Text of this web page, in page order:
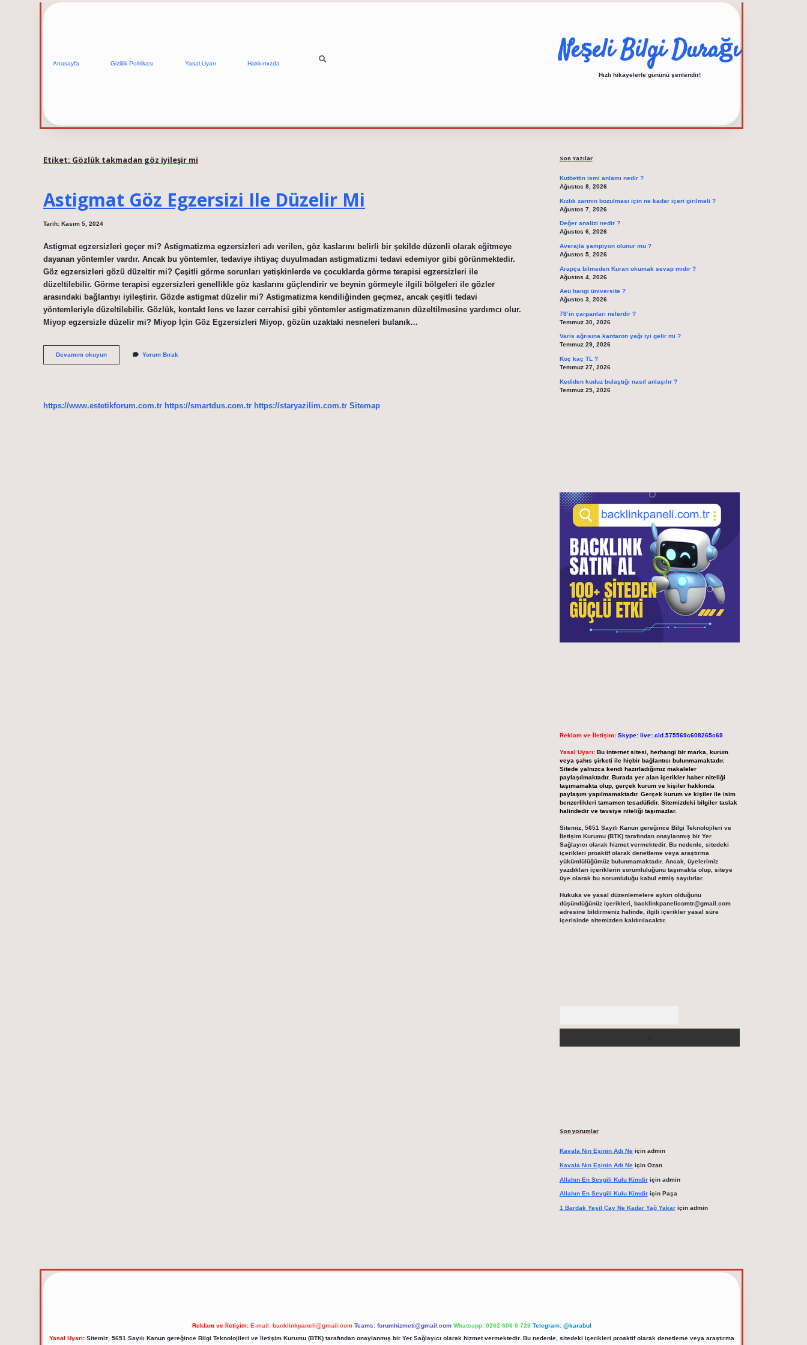
Anasayfa Gizlilik Politikası Yasal Uyarı Hakkımızda Neşeli Bilgi Durağı
Hızlı hikayelerle gününü şenlendir!
Etiket: Gözlük takmadan göz iyileşir mi
Astigmat Göz Egzersizi Ile Düzelir Mi
Tarih: Kasım 5, 2024
Astigmat egzersizleri geçer mi? Astigmatizma egzersizleri adı verilen, göz kaslarını belirli bir şekilde düzenli olarak eğitmeye
dayanan yöntemler vardır. Ancak bu yöntemler, tedaviye ihtiyaç duyulmadan astigmatizmi tedavi edemiyor gibi görünmektedir.
Göz egzersizleri gözü düzeltir mi? Çeşitli görme sorunları yetişkinlerde ve çocuklarda görme terapisi egzersizleri ile
düzeltilebilir. Görme terapisi egzersizleri genellikle göz kaslarını güçlendirir ve beynin görmeyle ilgili bölgeleri ile gözler
arasındaki bağlantıyı iyileştirir. Gözde astigmat düzelir mi? Astigmatizma kendiliğinden geçmez, ancak çeşitli tedavi
yöntemleriyle düzeltilebilir. Gözlük, kontakt lens ve lazer cerrahisi gibi yöntemler astigmatizmanın düzeltilmesine yardımcı olur.
Miyop egzersizle düzelir mi? Miyop İçin Göz Egzersizleri Miyop, gözün uzaktaki nesneleri bulanık…
Devamını okuyunAstigmat
Göz
Yorum Bırak
https://www.estetikforum.com.tr https://smartdus.com.tr https://staryazilim.com.tr Sitemap
Son Yazılar
Kutbettin ismi anlamı nedir ?
Ağustos 8, 2026
Kızlık zarının bozulması için ne kadar içeri girilmeli ?
Ağustos 7, 2026
Değer analizi nedir ?
Ağustos 6, 2026
Averajla şampiyon olunur mu ?
Ağustos 5, 2026
Arapça bilmeden Kuran okumak sevap mıdır ?
Ağustos 4, 2026
Aeü hangi üniversite ?
Ağustos 3, 2026
78’in çarpanları nelerdir ?
Temmuz 30, 2026
Varis ağrısına kantaron yağı iyi gelir mi ?
Temmuz 29, 2026
Koç kaç TL ?
Temmuz 27, 2026
Kediden kuduz bulaştığı nasıl anlaşılır ?
Temmuz 25, 2026
Reklam ve İletişim: Skype: live:.cid.575569c608265c69
Yasal Uyarı: Bu internet sitesi, herhangi bir marka, kurum
veya şahıs şirketi ile hiçbir bağlantısı bulunmamaktadır.
Sitede yalnızca kendi hazırladığımız makaleler
paylaşılmaktadır. Burada yer alan içerikler haber niteliği
taşımamakta olup, gerçek kurum ve kişiler hakkında
paylaşım yapılmamaktadır. Gerçek kurum ve kişiler ile isim
benzerlikleri tamamen tesadüfidir. Sitemizdeki bilgiler taslak
halindedir ve tavsiye niteliği taşımazlar.
Sitemiz, 5651 Sayılı Kanun gereğince Bilgi Teknolojileri ve
İletişim Kurumu (BTK) tarafından onaylanmış bir Yer
Sağlayıcı olarak hizmet vermektedir. Bu nedenle, sitedeki
içerikleri proaktif olarak denetleme veya araştırma
yükümlülüğümüz bulunmamaktadır. Ancak, üyelerimiz
yazdıkları içeriklerin sorumluluğunu taşımakta olup, siteye
üye olarak bu sorumluluğu kabul etmiş sayılırlar.
Hukuka ve yasal düzenlemelere aykırı olduğunu
düşündüğünüz içerikleri, backlinkpanelicomtr@gmail.com
adresine bildirmeniz halinde, ilgili içerikler yasal süre
içerisinde sitemizden kaldırılacaktır.
Son yorumlar
Kavala Nın Eşinin Adı Neiçin admin
Kavala Nın Eşinin Adı Neiçin Ozan
Allahın En Sevgili Kulu Kimdiriçin admin
Allahın En Sevgili Kulu Kimdiriçin Paşa
1 Bardak Yeşil Çay Ne Kadar Yağ Yakariçin admin
elexbet güncel
Reklam ve İletişim: E-mail: backlinkpaneli@gmail.com Teams: forumhizmeti@gmail.com Whatsapp: 0262 606 0 726 Telegram: @karabul
Yasal Uyarı:Sitemiz, 5651 Sayılı Kanun gereğince Bilgi Teknolojileri ve İletişim Kurumu (BTK) tarafından onaylanmış bir Yer Sağlayıcı olarak hizmet vermektedir. Bu nedenle, sitedeki içerikleri proaktif olarak denetleme veya araştırma